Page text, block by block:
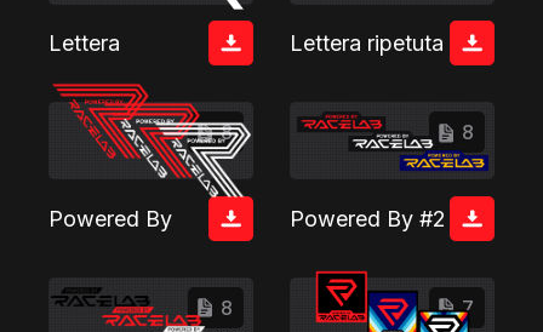
Lettera Lettera ripetuta
8
Powered By
8
Powered By #2
8 7